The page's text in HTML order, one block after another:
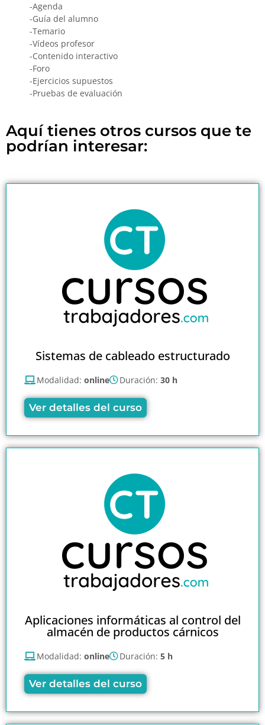
-Agenda
-Guía del alumno
-Temario
-Vídeos profesor
-Contenido interactivo
-Foro
-Ejercicios supuestos
-Pruebas de evaluación
Aquí tienes otros cursos que te
podrían interesar:
Sistemas de cableado estructurado
Modalidad: online Duración: 30 h
Ver detalles del curso
Aplicaciones informáticas al control del
almacén de productos cárnicos
Modalidad: online Duración: 5 h
Ver detalles del curso